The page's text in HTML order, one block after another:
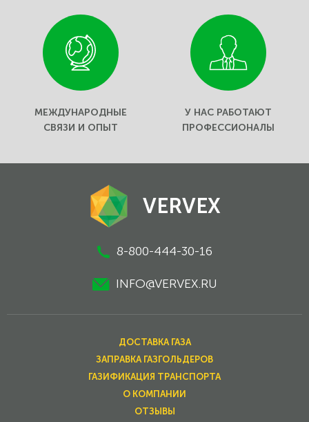
МЕЖДУНАРОДНЫЕ
СВЯЗИ И ОПЫТ
У НАС РАБОТАЮТ
ПРОФЕССИОНАЛЫ
VERVEX
8-800-444-30-16
INFO@VERVEX.RU
ДОСТАВКА ГАЗА
ЗАПРАВКА ГАЗГОЛЬДЕРОВ
ГАЗИФИКАЦИЯ ТРАНСПОРТА
О КОМПАНИИ
ОТЗЫВЫ